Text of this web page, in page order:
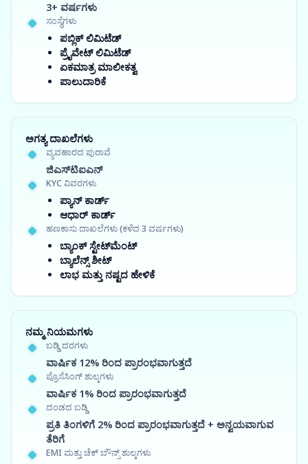
3+ ವರ್ಷಗಳು
ಸಂಸ್ಥೆಗಳು
ಪಬ್ಲಿಕ್ ಲಿಮಿಟೆಡ್
ಪ್ರೈವೇಟ್ ಲಿಮಿಟೆಡ್
ಏಕಮಾತ್ರ ಮಾಲೀಕತ್ವ
ಪಾಲುದಾರಿಕೆ
ಅಗತ್ಯ ದಾಖಲೆಗಳು
ವ್ಯವಹಾರದ ಪುರಾವೆ
ಜಿಎಸ್‍ಟಿಐಎನ್
KYC ವಿವರಗಳು
ಪ್ಯಾನ್ ಕಾರ್ಡ್
ಆಧಾರ್ ಕಾರ್ಡ್
ಹಣಕಾಸು ದಾಖಲೆಗಳು (ಕಳೆದ 3 ವರ್ಷಗಳು)
ಬ್ಯಾಂಕ್ ಸ್ಟೇಟ್‌ಮೆಂಟ್
ಬ್ಯಾಲೆನ್ಸ್ ಶೀಟ್
ಲಾಭ ಮತ್ತು ನಷ್ಟದ ಹೇಳಿಕೆ
ನಮ್ಮ ನಿಯಮಗಳು
ಬಡ್ಡಿ ದರಗಳು
ವಾರ್ಷಿಕ 12% ರಿಂದ ಪ್ರಾರಂಭವಾಗುತ್ತದೆ
ಪ್ರೊಸೆಸಿಂಗ್ ಶುಲ್ಕಗಳು
ವಾರ್ಷಿಕ 1% ರಿಂದ ಪ್ರಾರಂಭವಾಗುತ್ತದೆ
ದಂಡದ ಬಡ್ಡಿ
ಪ್ರತಿ ತಿಂಗಳಿಗೆ 2% ರಿಂದ ಪ್ರಾರಂಭವಾಗುತ್ತದೆ + ಅನ್ವಯವಾಗುವ
ತೆರಿಗೆ
EMI ಮತ್ತು ಚೆಕ್ ಬೌನ್ಸ್ ಶುಲ್ಕಗಳು